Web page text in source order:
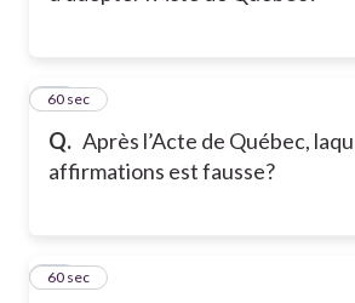
Q. Après l’Acte de Québec,
affirmations est fausse?
12
60 sec
13
60 sec